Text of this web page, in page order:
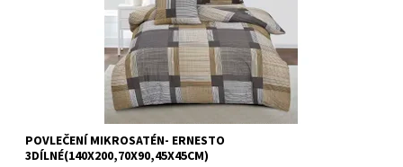
Skladem >5 ks
8595248440739
POVLEČENÍ MIKROSATÉN- ERNESTO
3DÍLNÉ(140X200,70X90,45X45CM)